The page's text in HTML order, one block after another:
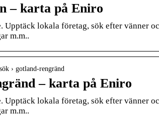
– karta på Eniro
Upptäck lokala företag, sök efter vänner
m.m..
› gotland-rengränd
– karta på Eniro
Upptäck lokala företag, sök efter vänner
m.m..